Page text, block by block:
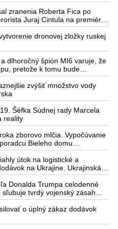
zranenia Roberta Fica po
Juraj Cintula na premiéra
dronovej zložky ruskej
dlhoročný špión MI6 varuje, že
pretože k tomu bude
k invázii na Ukrajinu v
Kyjeve naliehal na
vo svete zháňali energie pre
mobilizovať a vojna sa do zimy
zvýšiť množstvo vody
Šéfka Súdnej rady Marcela
reality
zborovo mlčia. Vypočúvanie
Bieleho domu
amerického Senátu väčšina
útok na logistické a
na Ukrajine. Ukrajinská
počas ničivého nočného útoku
jednu ruskú raketu
Donalda Trumpa celodenné
tvrdý vojenský zásah
o úplný zákaz dodávok